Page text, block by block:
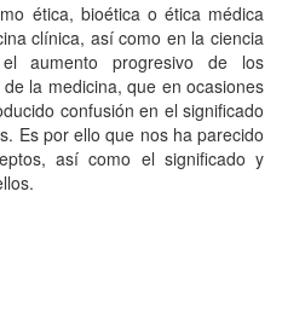
ética, bioética o ética médica
clínica, así como en la ciencia
aumento progresivo de los
la medicina, que en ocasiones
confusión en el significado
Es por ello que nos ha parecido
así como el significado y